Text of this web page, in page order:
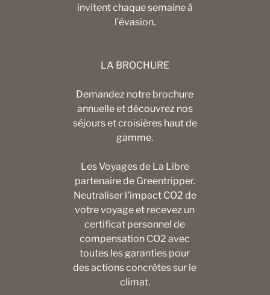
invitent chaque semaine à
l’évasion.
LA BROCHURE
Demandez notre brochure
annuelle et découvrez nos
séjours et croisières haut de
gamme.
Les Voyages de La Libre
partenaire de Greentripper.
Neutraliser l'impact CO2 de
votre voyage et recevez un
certificat personnel de
compensation CO2 avec
toutes les garanties pour
des actions concrètes sur le
climat.